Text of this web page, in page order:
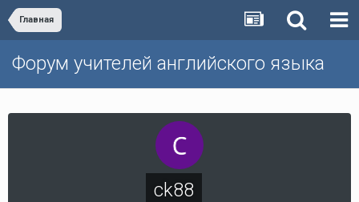
Главная
Форум учителей английского языка
ck88